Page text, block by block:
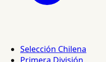
Selección Chilena